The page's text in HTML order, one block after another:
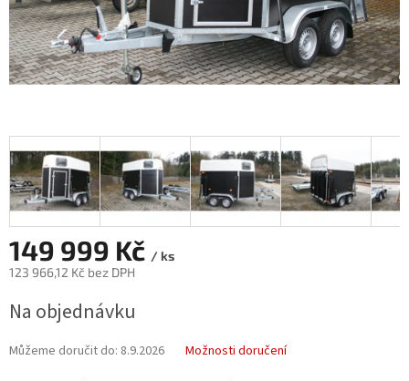
149 999 Kč / ks
123 966,12 Kč bez DPH
cena:
Na objednávku
Můžeme doručit do: 8.9.2026 Možnosti doručení